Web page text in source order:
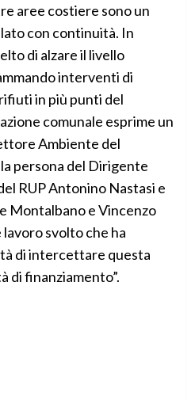
aree costiere sono un
con continuità. In
di alzare il livello
interventi di
in più punti del
comunale esprime un
Ambiente del
persona del Dirigente
RUP Antonino Nastasi e
Montalbano e Vincenzo
svolto che ha
di intercettare questa
di finanziamento”.